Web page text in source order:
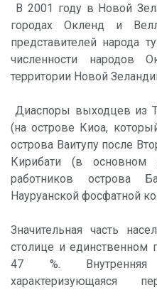
В 2001 году в Новой
городах Окленд и
представителей народа
численности народов
территории Новой
Диаспоры выходцев из
(на острове Киоа,
острова Ваитупу после
Кирибати (в основном
работников острова
Науруанской фосфатной
Значительная часть
столице и единственном
47 %. Внутренняя
характеризующаяся